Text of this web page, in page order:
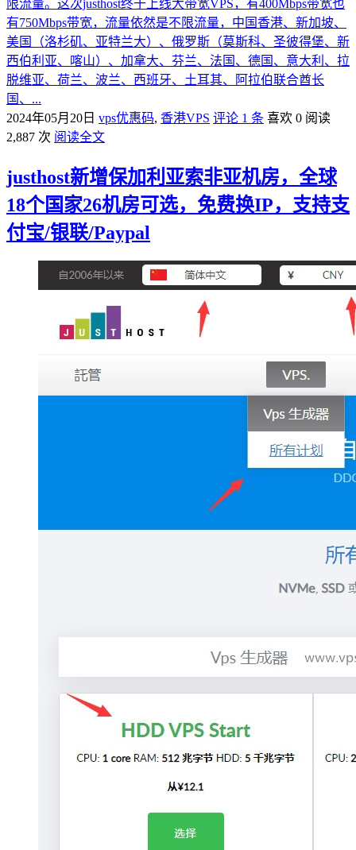
限流量。这次justhost终于上线大带宽VPS，有400Mbps带宽也
有750Mbps带宽，流量依然是不限流量，中国香港、新加坡、
美国（洛杉矶、亚特兰大）、俄罗斯（莫斯科、圣彼得堡、新
西伯利亚、喀山）、加拿大、芬兰、法国、德国、意大利、拉
脱维亚、荷兰、波兰、西班牙、土耳其、阿拉伯联合酋长
国、...
2024年05月20日 vps优惠码, 香港VPS 评论 1 条 喜欢 0 阅读
2,887 次 阅读全文
justhost新增保加利亚索非亚机房，全球
18个国家26机房可选，免费换IP，支持支
付宝/银联/Paypal